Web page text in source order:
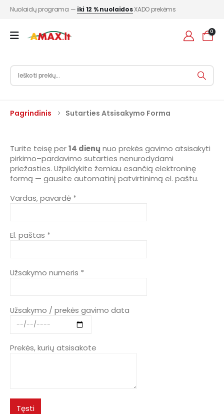
Nuolaidų programa — iki 12 % nuolaidosXADO prekėms
0
Pagrindinis Sutarties Atsisakymo Forma
Turite teisę per14 dienų nuo prekės gavimo atsisakyti
pirkimo–pardavimo sutarties nenurodydami
priežasties. Užpildykite žemiau esančią elektroninę
formą — gausite automatinį patvirtinimą el. paštu.
Vardas, pavardė *
El. paštas *
Užsakymo numeris *
Užsakymo / prekės gavimo data
Prekės, kurių atsisakote
Tęsti